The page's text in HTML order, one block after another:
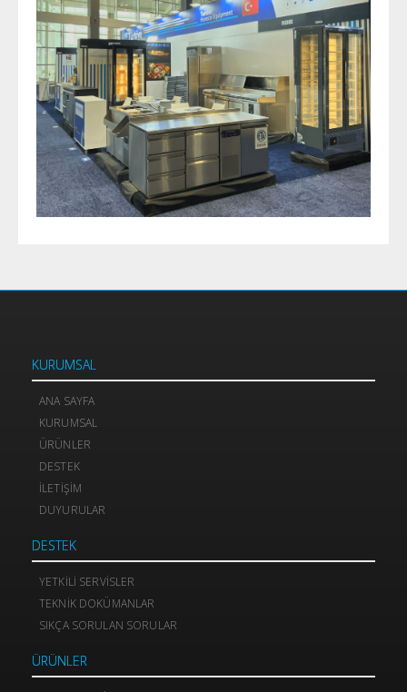
KURUMSAL
ANA SAYFA
KURUMSAL
ÜRÜNLER
DESTEK
İLETIŞIM
DUYURULAR
DESTEK
YETKILI SERVISLER
TEKNIK DOKÜMANLAR
SIKÇA SORULAN SORULAR
ÜRÜNLER